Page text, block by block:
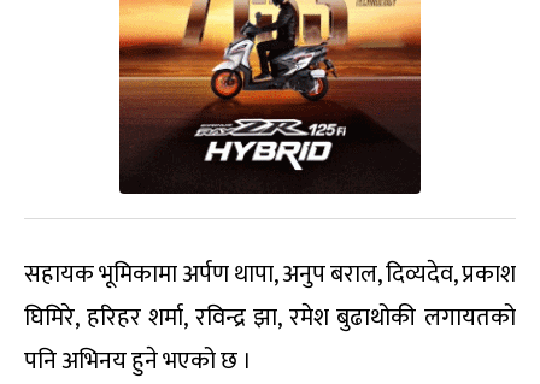
सहायक भूमिकामा अर्पण थापा, अनुप बराल, दिव्यदेव, प्रकाश
घिमिरे, हरिहर शर्मा, रविन्द्र झा, रमेश बुढाथोकी लगायतको
पनि अभिनय हुने भएको छ ।